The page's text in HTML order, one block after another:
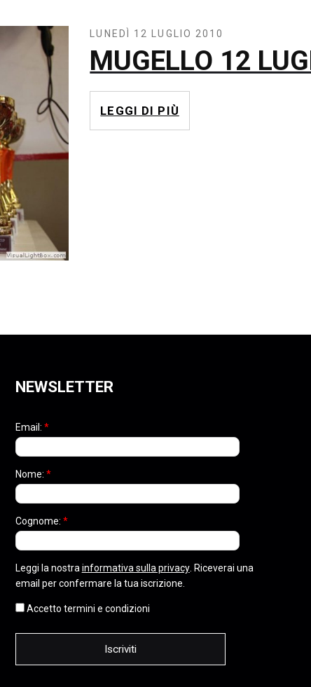
LUNEDÌ 12 LUGLIO 2010
MUGELLO 12
LEGGI DI PIÙ
NEWSLETTER
Email: *
Nome: *
Cognome: *
Leggi la nostra informativa sulla privacy. Riceverai una
email per confermare la tua iscrizione.
Accetto termini e condizioni